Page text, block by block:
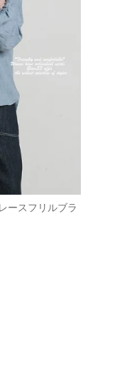
ースフリルブラ